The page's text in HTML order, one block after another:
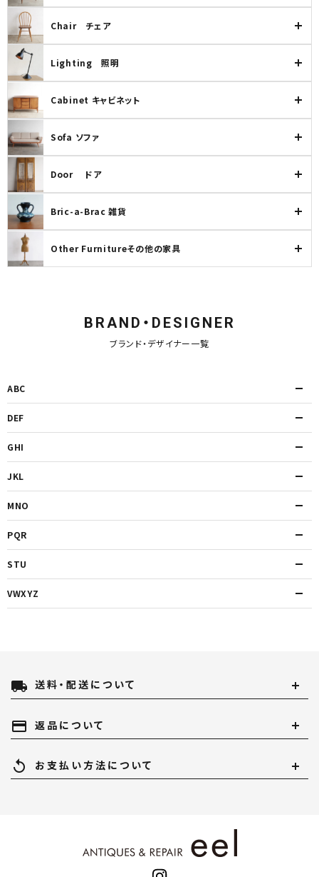
Chair チェア
Lighting 照明
Cabinet キャビネット
Sofa ソファ
Door ドア
Bric-a-Brac 雑貨
Other Furnitureその他の家具
BRAND・DESIGNER
ブランド・デザイナー一覧
ABC
DEF
GHI
JKL
MNO
PQR
STU
VWXYZ
local_shipping 送料・配送について
payment 返品について
replay お支払い方法について